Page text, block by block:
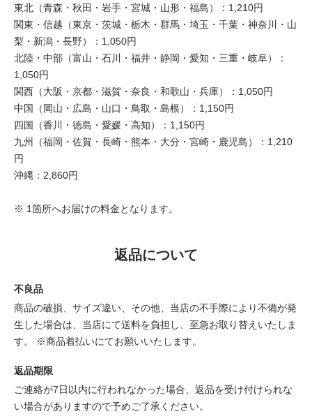
東北（青森・秋田・岩手・宮城・山形・福島）：1,210円
関東・信越（東京・茨城・栃木・群馬・埼玉・千葉・神奈川・山
梨・新潟・長野）：1,050円
北陸・中部（富山・石川・福井・静岡・愛知・三重・岐阜）：
1,050円
関西（大阪・京都・滋賀・奈良・和歌山・兵庫）：1,050円
中国（岡山・広島・山口・鳥取・島根）：1,150円
四国（香川・徳島・愛媛・高知）：1,150円
九州（福岡・佐賀・長崎・熊本・大分・宮崎・鹿児島）：1,210
円
沖縄：2,860円
※ 1箇所へお届けの料金となります。
返品について
不良品
商品の破損、サイズ違い、その他、当店の不手際により不備が発
生した場合は、当店にて送料を負担し、至急お取り替えいたしま
す。 ※商品着払いにてお願いいたします。
返品期限
ご連絡が7日以内に行われなかった場合、返品を受け付けられな
い場合がありますので予めご了承ください。